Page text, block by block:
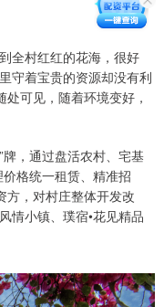
全村红红的花海，很好
守着宝贵的资源却没有利
可见，随着环境变好，
，通过盘活农村、宅基
格统一租赁、精准招
方，对村庄整体开发改
情小镇、璞宿•花见精品